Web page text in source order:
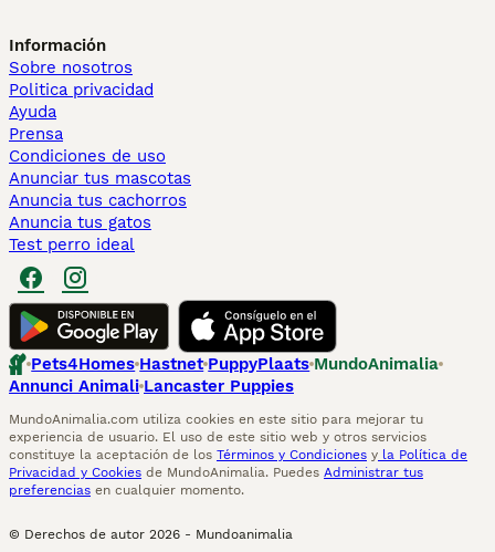
Información
Sobre nosotros
Politica privacidad
Ayuda
Prensa
Condiciones de uso
Anunciar tus mascotas
Anuncia tus cachorros
Anuncia tus gatos
Test perro ideal
Pets4Homes Hastnet PuppyPlaats MundoAnimalia
Annunci Animali Lancaster Puppies
MundoAnimalia.com utiliza cookies en este sitio para mejorar tu
experiencia de usuario. El uso de este sitio web y otros servicios
constituye la aceptación de los Términos y Condiciones y la Política de
Privacidad y Cookies de MundoAnimalia. Puedes Administrar tus
preferencias en cualquier momento.
© Derechos de autor 2026 - Mundoanimalia